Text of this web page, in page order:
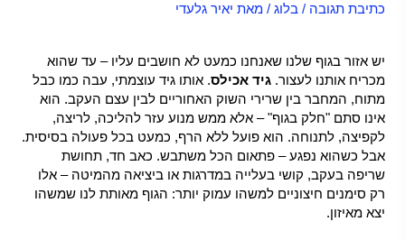
כתיבת תגובה /בלוג / מאת יאיר גלעדי
יש אזור בגוף שלנו שאנחנו כמעט לא חושבים עליו – עד שהוא
מכריח אותנו לעצור.גיד אכילס. אותו גיד עוצמתי, עבה כמו כבל
מתוח, המחבר בין שרירי השוק האחוריים לבין עצם העקב. הוא
אינו סתם "חלק בגוף" – אלא ממש מנוע עזר להליכה, לריצה,
לקפיצה, לתנוחה. הוא פועל ללא הרף, כמעט בכל פעולה בסיסית.
אבל כשהוא נפגע – פתאום הכל משתבש. כאב חד, תחושת
שריפה בעקב, קושי בעלייה במדרגות או ביציאה מהמיטה – אלו
רק סימנים חיצוניים למשהו עמוק יותר: הגוף מאותת לנו שמשהו
יצא מאיזון.